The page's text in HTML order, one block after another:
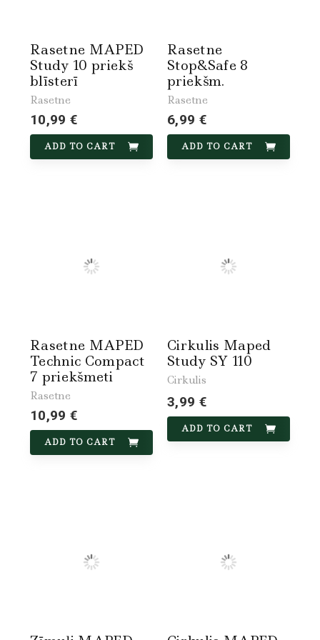
Rasetne MAPED
Study 10 priekš
blīsterī
Rasetne
10,99 €
ADD TO CART
Rasetne
Stop&Safe 8
priekšm.
Rasetne
6,99 €
ADD TO CART
Rasetne MAPED
Technic Compact
7 priekšmeti
Rasetne
10,99 €
ADD TO CART
Cirkulis Maped
Study SY 110
Cirkulis
3,99 €
ADD TO CART